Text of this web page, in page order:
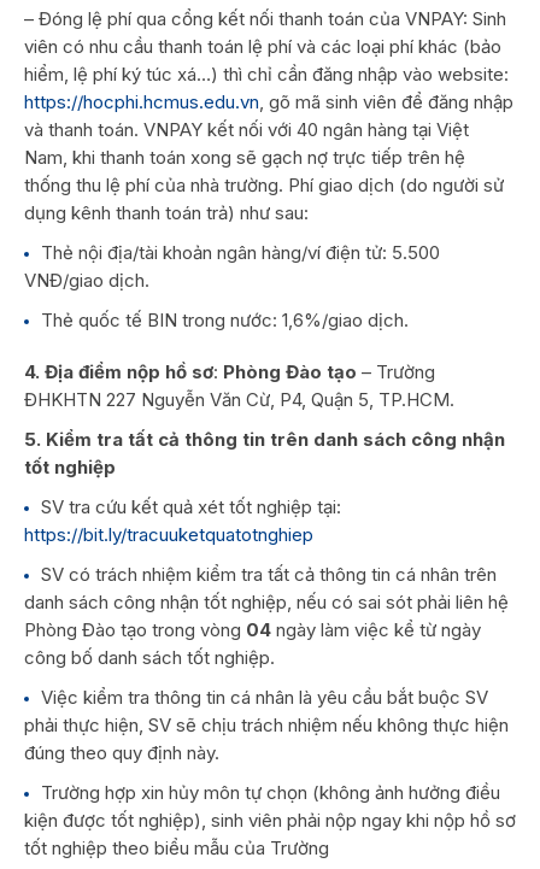
– Đóng lệ phí qua cổng kết nối thanh toán của VNPAY: Sinh
viên có nhu cầu thanh toán lệ phí và các loại phí khác (bảo
hiểm, lệ phí ký túc xá…) thì chỉ cần đăng nhập vào website:
https://hocphi.hcmus.edu.vn, gõ mã sinh viên để đăng nhập
và thanh toán. VNPAY kết nối với 40 ngân hàng tại Việt
Nam, khi thanh toán xong sẽ gạch nợ trực tiếp trên hệ
thống thu lệ phí của nhà trường. Phí giao dịch (do người sử
dụng kênh thanh toán trả) như sau:
Thẻ nội địa/tài khoản ngân hàng/ví điện tử: 5.500
VNĐ/giao dịch.
Thẻ quốc tế BIN trong nước: 1,6%/giao dịch.
4. Địa điểm nộp hồ sơ: Phòng Đào tạo – Trường
ĐHKHTN 227 Nguyễn Văn Cừ, P4, Quận 5, TP.HCM.
5. Kiểm tra tất cả thông tin trên danh sách công nhận
tốt nghiệp
SV tra cứu kết quả xét tốt nghiệp tại:
https://bit.ly/tracuuketquatotnghiep
SV có trách nhiệm kiểm tra tất cả thông tin cá nhân trên
danh sách công nhận tốt nghiệp, nếu có sai sót phải liên hệ
Phòng Đào tạo trong vòng 04 ngày làm việc kể từ ngày
công bố danh sách tốt nghiệp.
Việc kiểm tra thông tin cá nhân là yêu cầu bắt buộc SV
phải thực hiện, SV sẽ chịu trách nhiệm nếu không thực hiện
đúng theo quy định này.
Trường hợp xin hủy môn tự chọn (không ảnh hưởng điều
kiện được tốt nghiệp), sinh viên phải nộp ngay khi nộp hồ sơ
tốt nghiệp theo biểu mẫu của Trường